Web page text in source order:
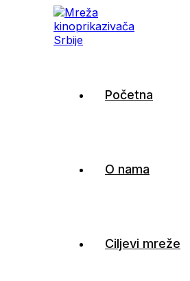
Početna
O nama
Ciljevi mreže